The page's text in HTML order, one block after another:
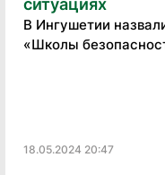
ситуациях
В Ингушетии
«Школы
18.05.2024 20:47